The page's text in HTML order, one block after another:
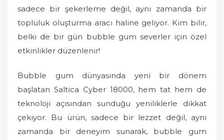
sadece bir şekerleme değil, aynı zamanda bir
topluluk oluşturma aracı haline geliyor. Kim bilir,
belki de bir gün bubble gum severler için özel
etkinlikler düzenlenir!
Bubble gum dünyasında yeni bir dönem
başlatan Saltica Cyber 18000, hem tat hem de
teknoloji açısından sunduğu yeniliklerle dikkat
çekiyor. Bu ürün, sadece bir lezzet değil, aynı
zamanda bir deneyim sunarak, bubble gum